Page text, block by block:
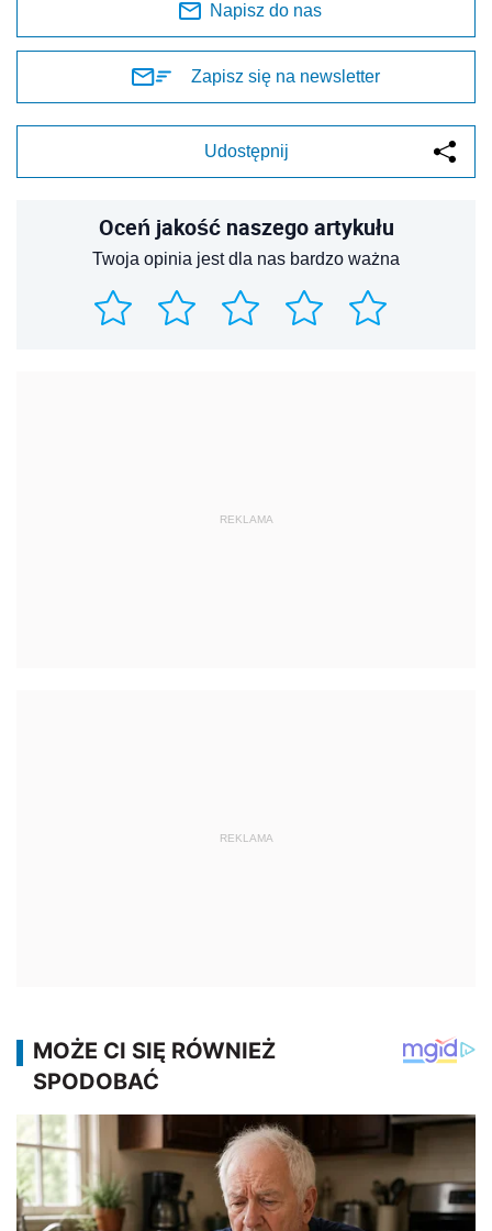
Napisz do nas
Zapisz się na newsletter
Udostępnij
Oceń jakość naszego artykułu
Twoja opinia jest dla nas bardzo ważna
REKLAMA
REKLAMA